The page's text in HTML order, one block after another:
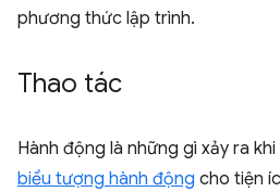
phương thức lập trình.
Thao tác
Hành động là những gì xảy ra
biểu tượng hành động cho tiện